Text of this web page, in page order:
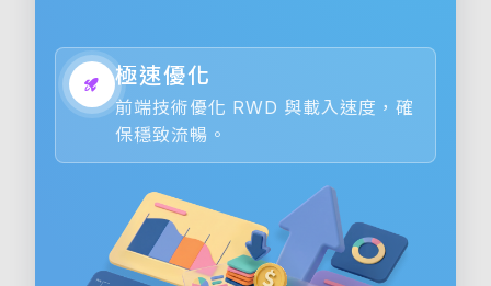
極速優化
前端技術優化 RWD 與載入速度，確
保穩致流暢。